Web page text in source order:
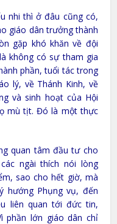
nhi thì ở đâu cũng có,
giáo dân trưởng thành
gặp khó khăn về đội
không có sự tham gia
phần, tuổi tác trong
lý, về Thánh Kinh, về
và sinh hoạt của Hội
mù tịt. Đó là một thực
quan tâm đầu tư cho
các ngài thích nói lòng
sao cho hết giờ, mà
hướng Phụng vụ, đến
liên quan tới đức tin,
phần lớn giáo dân chỉ